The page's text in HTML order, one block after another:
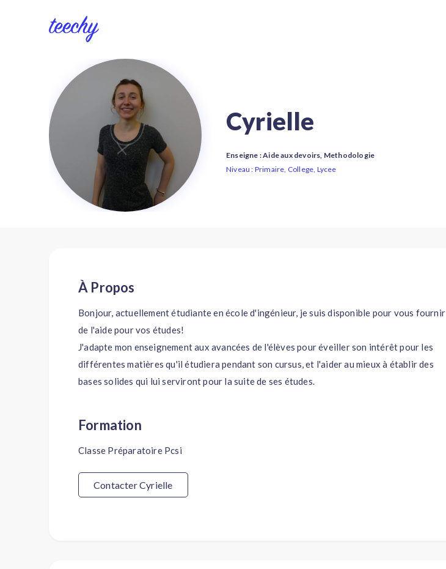
Cyrielle
Enseigne : Aide aux devoirs, Methodologie
Niveau : Primaire, College, Lycee
À Propos
Bonjour, actuellement étudiante en école d'ingénieur, je suis disponible pour vous fournir
de l'aide pour vos études!
J'adapte mon enseignement aux avancées de l'élèves pour éveiller son intérêt pour les
différentes matières qu'il étudiera pendant son cursus, et l'aider au mieux à établir des
bases solides qui lui serviront pour la suite de ses études.
Formation
Classe Préparatoire Pcsi
Contacter Cyrielle